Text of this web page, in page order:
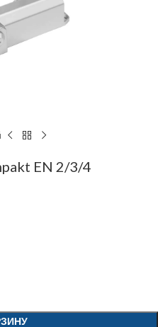
EN 2/3/4